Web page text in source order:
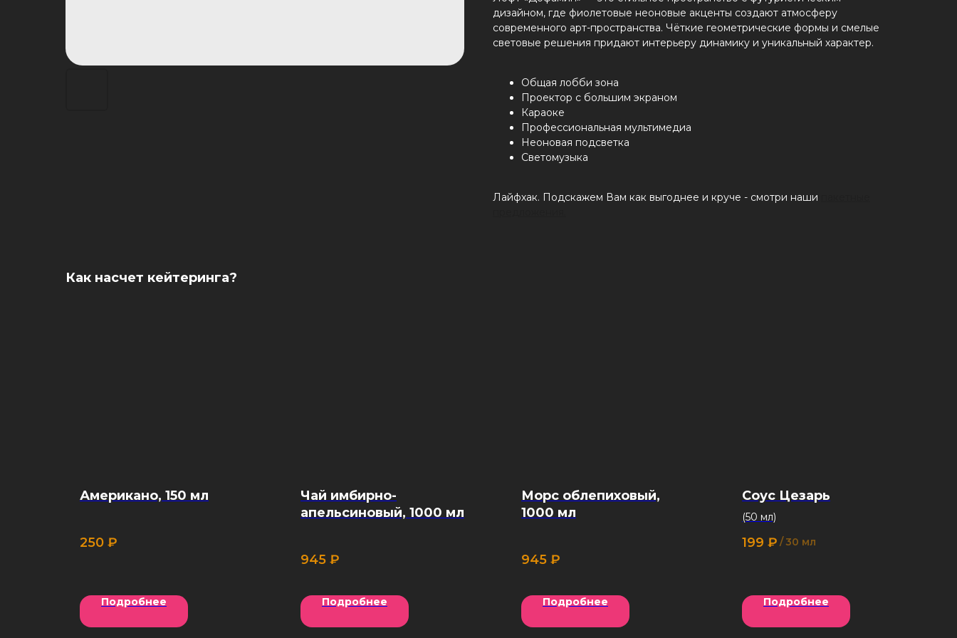
дизайном, где фиолетовые неоновые акценты создают атмосферу
современного арт-пространства. Чёткие геометрические формы и смелые
световые решения придают интерьеру динамику и уникальный характер.
Общая лобби зона
Проектор с большим экраном
Караоке
Профессиональная мультимедиа
Неоновая подсветка
Светомузыка
Лайфхак. Подскажем Вам как выгоднее и круче - смотри наши
Как насчет кейтеринга?
Американо, 150 мл
250 ₽
Подробнее
Чай имбирно-
апельсиновый, 1000 мл
945 ₽
Подробнее
Морс облепиховый,
1000 мл
945 ₽
Подробнее
Соус Цезарь
(50 мл)
199 ₽ /30 мл
Подробнее